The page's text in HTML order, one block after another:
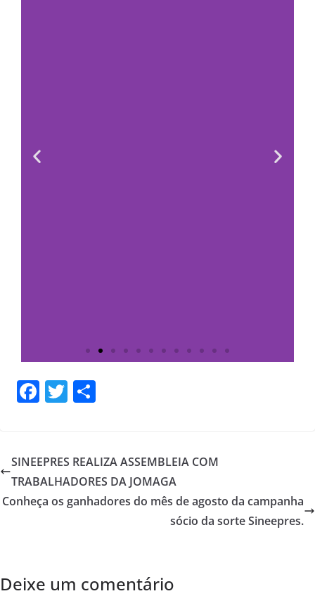
F
e
b
o
T
er e
SINEEPRES REALIZA ASSEMBLEIA COM
TRABALHADORES DA JOMAGA
Conheça os ganhadores do mês de agosto da campanha
sócio da sorte Sineepres.
Deixe um comentário